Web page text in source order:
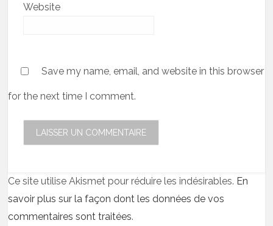
Website
Save my name, email, and website in this browser
for the next time I comment.
Ce site utilise Akismet pour réduire les indésirables. En
savoir plus sur la façon dont les données de vos
commentaires sont traitées.